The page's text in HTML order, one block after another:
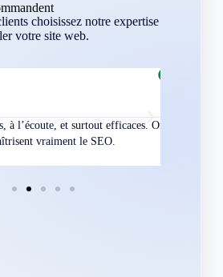
choisissez notre expertise
votre site web.
l’écoute, et surtout efficaces. On
vraiment le SEO.